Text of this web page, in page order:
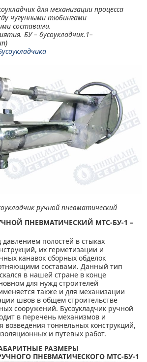
для механизации процесса
чугунными тюбингами
составами.
БУ – бусоукладчик.1–
ручной пневматический
ПНЕВМАТИЧЕСКИЙ МТС-БУ-1 –
полостей в стыках
их герметизации и
канавок сборных обделок
составами. Данный тип
в нашей стране в конце
для нужд строителей
также и для механизации
швов в общем строительстве
сооружений. Бусоукладчик ручной
в перечень механизмов и
возведения тоннельных конструкций,
и путевых работ.
РАЗМЕРЫ
ПНЕВМАТИЧЕСКОГО МТС-БУ-1